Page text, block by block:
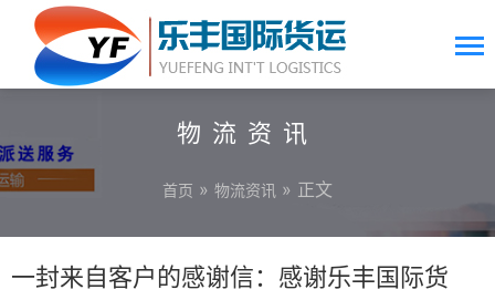
物流资讯
首页 » 物流资讯 » 正文
一封来自客户的感谢信：感谢乐丰国际货